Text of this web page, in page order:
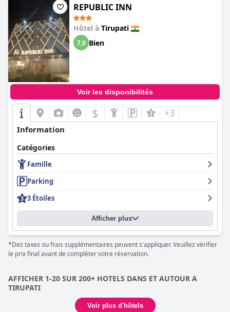
REPUBLIC INN
Hôtel à Tirupati
7,0 Bien
Voir les disponibilités
$ +3
Information
Catégories
Famille
Parking
3 Étoiles
Afficher plus
*Des taxes ou frais supplémentaires peuvent s'appliquer. Veuillez vérifier
le prix final avant de compléter votre réservation.
AFFICHER 1-20 SUR 200+ HOTELS DANS ET AUTOUR A
TIRUPATI
Voir plus d'hôtels